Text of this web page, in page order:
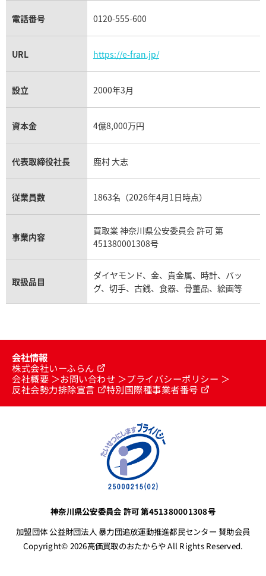
電話番号 0120-555-600
URL https://e-fran.jp/
設立 2000年3月
資本金 4億8,000万円
代表取締役社長 鹿村 大志
従業員数 1863名（2026年4月1日時点）
事業内容
買取業 神奈川県公安委員会 許可 第
451380001308号
取扱品目
ダイヤモンド、金、貴金属、時計、バッ
グ、切手、古銭、食器、骨董品、絵画等
会社情報
株式会社いーふらん
会社概要
お問い合わせ
プライバシーポリシー
反社会勢力排除宣言
特別国際種事業者番号
神奈川県公安委員会 許可 第451380001308号
加盟団体 公益財団法人 暴力団追放運動推進都民センター 賛助会員
Copyright© 2026高価買取のおたからや All Rights Reserved.